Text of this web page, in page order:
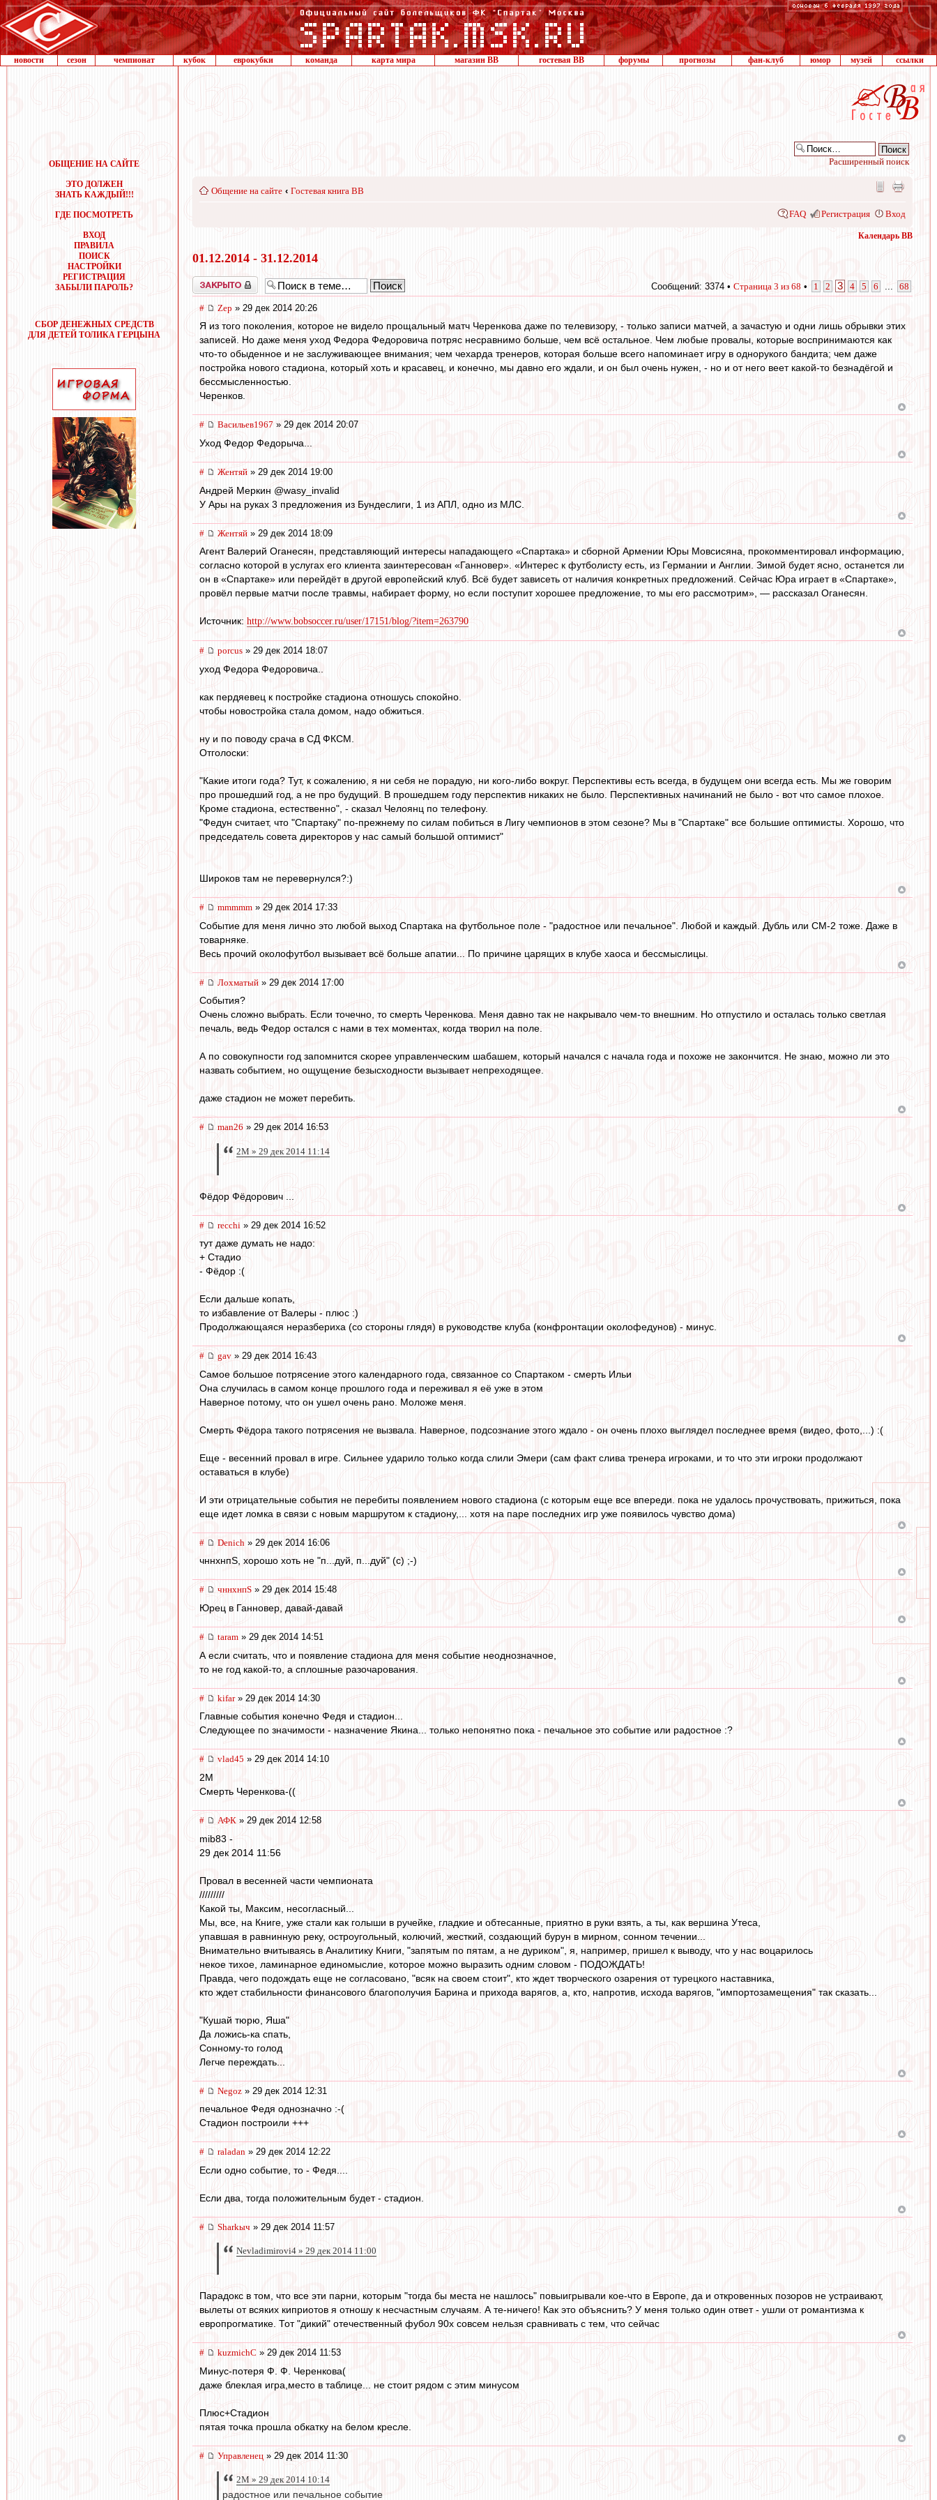
новости сезон чемпионат кубок еврокубки команда карта мира магазин ВВ гостевая ВВ форумы прогнозы фан-клуб юмор музей ссылки
ОБЩЕНИЕ НА САЙТЕ
ЭТО ДОЛЖЕН
ЗНАТЬ КАЖДЫЙ!!!
ГДЕ ПОСМОТРЕТЬ
ВХОД
ПРАВИЛА
ПОИСК
НАСТРОЙКИ
РЕГИСТРАЦИЯ
ЗАБЫЛИ ПАРОЛЬ?
СБОР ДЕНЕЖНЫХ СРЕДСТВ
ДЛЯ ДЕТЕЙ ТОЛИКА ГЕРЦЫНА
Расширенный поиск
Общение на сайте ‹ Гостевая книга ВВ
FAQ Регистрация Вход
Календарь ВВ
01.12.2014 - 31.12.2014
Закрыто Сообщений: 3374 • Страница 3 из 68 • 1 2 3 4 5 6 68
# Zep » 29 дек 2014 20:26
Я из того поколения, которое не видело прощальный матч Черенкова даже по телевизору, - только записи матчей, а зачастую и одни лишь обрывки этих
записей. Но даже меня уход Федора Федоровича потряс несравнимо больше, чем всё остальное. Чем любые провалы, которые воспринимаются как
что-то обыденное и не заслуживающее внимания; чем чехарда тренеров, которая больше всего напоминает игру в однорукого бандита; чем даже
постройка нового стадиона, который хоть и красавец, и конечно, мы давно его ждали, и он был очень нужен, - но и от него веет какой-то безнадёгой и
бессмысленностью.
Черенков.
# Васильев1967 » 29 дек 2014 20:07
Уход Федор Федорыча...
# Жентяй » 29 дек 2014 19:00
Андрей Меркин ‏@wasy_invalid
У Ары на руках 3 предложения из Бундеслиги, 1 из АПЛ, одно из МЛС.
# Жентяй » 29 дек 2014 18:09
Агент Валерий Оганесян, представляющий интересы нападающего «Спартака» и сборной Армении Юры Мовсисяна, прокомментировал информацию,
согласно которой в услугах его клиента заинтересован «Ганновер». «Интерес к футболисту есть, из Германии и Англии. Зимой будет ясно, останется ли
он в «Спартаке» или перейдёт в другой европейский клуб. Всё будет зависеть от наличия конкретных предложений. Сейчас Юра играет в «Спартаке»,
провёл первые матчи после травмы, набирает форму, но если поступит хорошее предложение, то мы его рассмотрим», — рассказал Оганесян.
Источник: http://www.bobsoccer.ru/user/17151/blog/?item=263790
# porcus » 29 дек 2014 18:07
уход Федора Федоровича..
как пердяевец к постройке стадиона отношусь спокойно.
чтобы новостройка стала домом, надо обжиться.
ну и по поводу срача в СД ФКСМ.
Отголоски:
"Какие итоги года? Тут, к сожалению, я ни себя не порадую, ни кого-либо вокруг. Перспективы есть всегда, в будущем они всегда есть. Мы же говорим
про прошедший год, а не про будущий. В прошедшем году перспектив никаких не было. Перспективных начинаний не было - вот что самое плохое.
Кроме стадиона, естественно", - сказал Челоянц по телефону.
"Федун считает, что "Спартаку" по-прежнему по силам побиться в Лигу чемпионов в этом сезоне? Мы в "Спартаке" все большие оптимисты. Хорошо, что
председатель совета директоров у нас самый большой оптимист"
Широков там не перевернулся?:)
# mmmmm » 29 дек 2014 17:33
Событие для меня лично это любой выход Спартака на футбольное поле - "радостное или печальное". Любой и каждый. Дубль или СМ-2 тоже. Даже в
товарняке.
Весь прочий околофутбол вызывает всё больше апатии... По причине царящих в клубе хаоса и бессмыслицы.
# Лохматый » 29 дек 2014 17:00
События?
Очень сложно выбрать. Если точечно, то смерть Черенкова. Меня давно так не накрывало чем-то внешним. Но отпустило и осталась только светлая
печаль, ведь Федор остался с нами в тех моментах, когда творил на поле.
А по совокупности год запомнится скорее управленческим шабашем, который начался с начала года и похоже не закончится. Не знаю, можно ли это
назвать событием, но ощущение безысходности вызывает непреходящее.
даже стадион не может перебить.
# man26 » 29 дек 2014 16:53
2M » 29 дек 2014 11:14
Фёдор Фёдорович ...
# recchi » 29 дек 2014 16:52
тут даже думать не надо:
+ Стадио
- Фёдор :(
Если дальше копать,
то избавление от Валеры - плюс :)
Продолжающаяся неразбериха (со стороны глядя) в руководстве клуба (конфронтации околофедунов) - минус.
# gav » 29 дек 2014 16:43
Самое большое потрясение этого календарного года, связанное со Спартаком - смерть Ильи
Она случилась в самом конце прошлого года и переживал я её уже в этом
Наверное потому, что он ушел очень рано. Моложе меня.
Смерть Фёдора такого потрясения не вызвала. Наверное, подсознание этого ждало - он очень плохо выглядел последнее время (видео, фото,...) :(
Еще - весенний провал в игре. Сильнее ударило только когда слили Эмери (сам факт слива тренера игроками, и то что эти игроки продолжают
оставаться в клубе)
И эти отрицательные события не перебиты появлением нового стадиона (с которым еще все впереди. пока не удалось прочуствовать, прижиться, пока
еще идет ломка в связи с новым маршрутом к стадиону,... хотя на паре последних игр уже появилось чувство дома)
# Denich » 29 дек 2014 16:06
чннхнпS, хорошо хоть не "п...дуй, п...дуй" (с) ;-)
# чннхнпS » 29 дек 2014 15:48
Юрец в Ганновер, давай-давай
# taram » 29 дек 2014 14:51
А если считать, что и появление стадиона для меня событие неоднозначное,
то не год какой-то, а сплошные разочарования.
# kifar» 29 дек 2014 14:30
Главные события конечно Федя и стадион...
Следующее по значимости - назначение Якина... только непонятно пока - печальное это событие или радостное :?
# vlad45 » 29 дек 2014 14:10
2M
Смерть Черенкова-((
# АФК » 29 дек 2014 12:58
mib83 -
29 дек 2014 11:56
Провал в весенней части чемпионата
/////////
Какой ты, Максим, несогласный...
Мы, все, на Книге, уже стали как голыши в ручейке, гладкие и обтесанные, приятно в руки взять, а ты, как вершина Утеса,
упавшая в равнинную реку, остроугольный, колючий, жесткий, создающий бурун в мирном, сонном течении...
Внимательно вчитываясь в Аналитику Книги, "запятым по пятам, а не дуриком", я, например, пришел к выводу, что у нас воцарилось
некое тихое, ламинарное единомыслие, которое можно выразить одним словом - ПОДОЖДАТЬ!
Правда, чего подождать еще не согласовано, "всяк на своем стоит", кто ждет творческого озарения от турецкого наставника,
кто ждет стабильности финансового благополучия Барина и прихода варягов, а, кто, напротив, исхода варягов, "импортозамещения" так сказать...
"Кушай тюрю, Яша"
Да ложись-ка спать,
Сонному-то голод
Легче переждать...
# Negoz » 29 дек 2014 12:31
печальное Федя однозначно :-(
Стадион построили +++
# raladan » 29 дек 2014 12:22
Если одно событие, то - Федя....
Если два, тогда положительным будет - стадион.
# Sharkыч » 29 дек 2014 11:57
Nevladimirovi4 » 29 дек 2014 11:00
Парадокс в том, что все эти парни, которым "тогда бы места не нашлось" повыигрывали кое-что в Европе, да и откровенных позоров не устраивают,
вылеты от всяких киприотов я отношу к несчастным случаям. А те-ничего! Как это объяснить? У меня только один ответ - ушли от романтизма к
европрогматике. Тот "дикий" отечественный фубол 90х совсем нельзя сравнивать с тем, что сейчас
# kuzmichC » 29 дек 2014 11:53
Минус-потеря Ф. Ф. Черенкова(
даже блеклая игра,место в таблице... не стоит рядом с этим минусом
Плюс+Стадион
пятая точка прошла обкатку на белом кресле.
# Управленец » 29 дек 2014 11:30
2M » 29 дек 2014 10:14
радостное или печальное событие